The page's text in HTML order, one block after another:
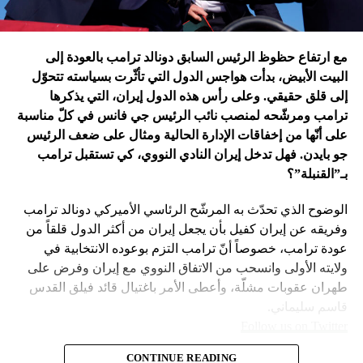
إدارة بايدن ونهاية منظومة.. وانتقام نتنياهو
فتح باباً كبيراً على تحوّلات جذرية في السياسة الأميركية وتعاطي
إسرائيل معها، أبرزها:
– نهاية عهد منظومة حوله آمنت بإمكان الاتفاق مع إيران. وهي
مع ارتفاع حظوظ الرئيس السابق دونالد ترامب بالعودة إلى
البيت الأبيض، بدأت هواجس الدول التي تأثّرت بسياسته تتحوّل
إلى قلق حقيقي. وعلى رأس هذه الدول إيران، التي يذكرها
ترامب ومرشّحه لمنصب نائب الرئيس جي فانس في كلّ مناسبة
على أنّها من إخفاقات الإدارة الحالية ومثال على ضعف الرئيس
جو بايدن. فهل تدخل إيران النادي النووي، كي تستقبل ترامب
بـ”القنبلة”؟
الوضوح الذي تحدّث به المرشّح الرئاسي الأميركي دونالد ترامب
وفريقه عن إيران كفيل بأن يجعل إيران من أكثر الدول قلقاً من
عودة ترامب، خصوصاً أنّ ترامب التزم بوعوده الانتخابية في
ولايته الأولى وانسحب من الاتفاق النووي مع إيران وفرض على
طهران عقوبات مشلّة، وأعطى الأمر باغتيال قائد فيلق القدس
CONTINUE READING